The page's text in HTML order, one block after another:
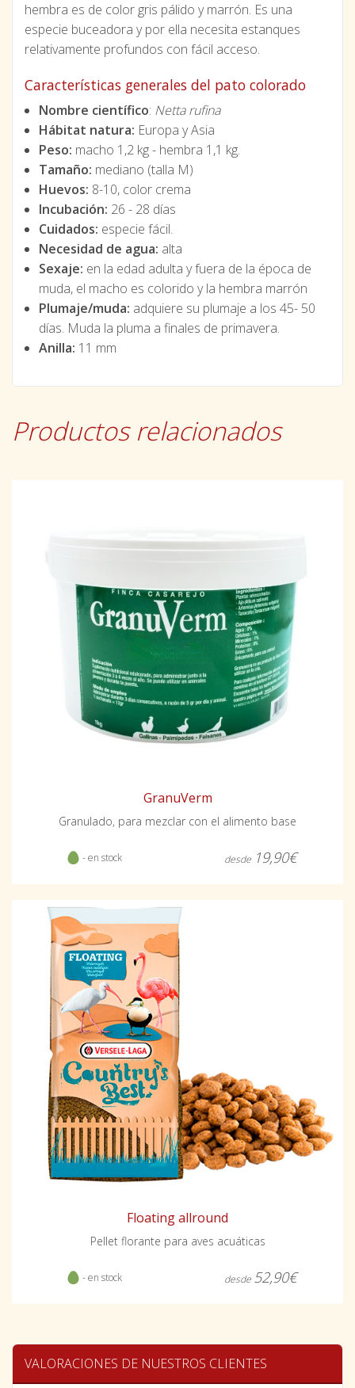
hembra es de color gris pálido y marrón. Es una
especie buceadora y por ella necesita estanques
relativamente profundos con fácil acceso.
Características generales del pato colorado
Nombre científico: Netta rufina
Hábitat natura: Europa y Asia
Peso: macho 1,2 kg - hembra 1,1 kg.
Tamaño: mediano (talla M)
Huevos: 8-10, color crema
Incubación: 26 - 28 días
Cuidados: especie fácil.
Necesidad de agua: alta
Sexaje: en la edad adulta y fuera de la época de
muda, el macho es colorido y la hembra marrón
Plumaje/muda: adquiere su plumaje a los 45- 50
días. Muda la pluma a finales de primavera.
Anilla: 11 mm
Productos relacionados
GranuVerm
Granulado, para mezclar con el alimento base
- en stock desde 19,90€
Floating allround
Pellet florante para aves acuáticas
- en stock desde 52,90€
VALORACIONES DE NUESTROS CLIENTES